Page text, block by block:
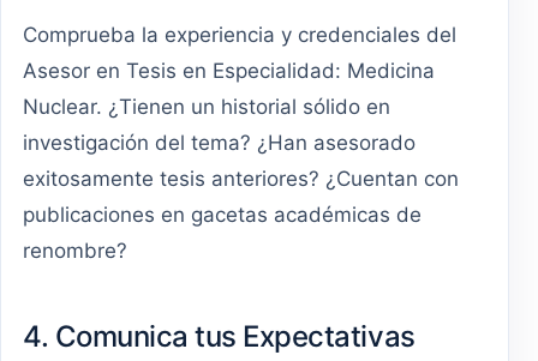
Comprueba la experiencia y credenciales del
Asesor en Tesis en Especialidad: Medicina
Nuclear. ¿Tienen un historial sólido en
investigación del tema? ¿Han asesorado
exitosamente tesis anteriores? ¿Cuentan con
publicaciones en gacetas académicas de
renombre?
4. Comunica tus Expectativas